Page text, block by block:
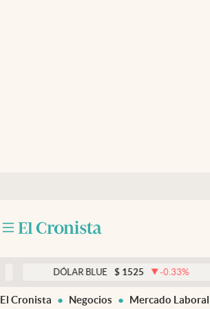
DÓLAR BLUE $ 1525 -0.33%
El Cronista Negocios Mercado Laboral